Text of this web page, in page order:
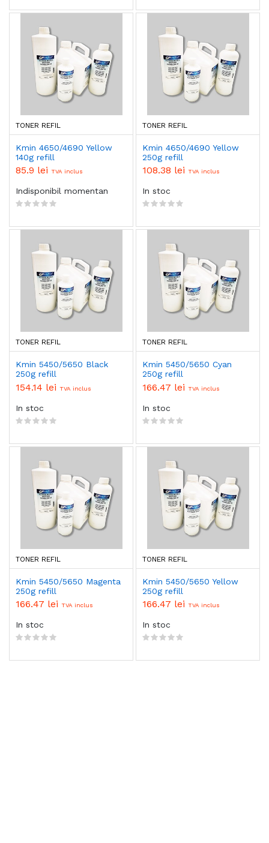
TONER REFIL
Kmin 4650/4690 Yellow
140g refill
85.9 lei TVA inclus
Indisponibil momentan
TONER REFIL
Kmin 4650/4690 Yellow
250g refill
108.38 lei TVA inclus
In stoc
TONER REFIL
Kmin 5450/5650 Black
250g refill
154.14 lei TVA inclus
In stoc
TONER REFIL
Kmin 5450/5650 Cyan
250g refill
166.47 lei TVA inclus
In stoc
TONER REFIL
Kmin 5450/5650 Magenta
250g refill
166.47 lei TVA inclus
In stoc
TONER REFIL
Kmin 5450/5650 Yellow
250g refill
166.47 lei TVA inclus
In stoc